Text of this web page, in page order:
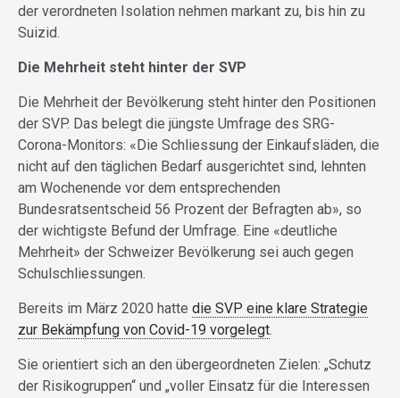
der verordneten Isolation nehmen markant zu, bis hin zu
Suizid.
Die Mehrheit steht hinter der SVP
Die Mehrheit der Bevölkerung steht hinter den Positionen
der SVP. Das belegt die jüngste Umfrage des SRG-
Corona-Monitors: «Die Schliessung der Einkaufsläden, die
nicht auf den täglichen Bedarf ausgerichtet sind, lehnten
am Wochenende vor dem entsprechenden
Bundesratsentscheid 56 Prozent der Befragten ab», so
der wichtigste Befund der Umfrage. Eine «deutliche
Mehrheit» der Schweizer Bevölkerung sei auch gegen
Schulschliessungen.
Bereits im März 2020 hatte die SVP eine klare Strategie
zur Bekämpfung von Covid-19 vorgelegt.
Sie orientiert sich an den übergeordneten Zielen: „Schutz
der Risikogruppen“ und „voller Einsatz für die Interessen